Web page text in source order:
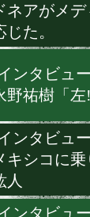
[代表イ
ドネア
[インタ
永野祐